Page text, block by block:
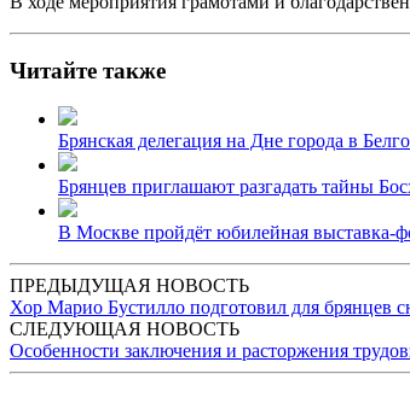
Читайте также
Брянская делегация на Дне города в
Брянцев приглашают разгадать тайны
В Москве пройдёт юбилейная
ПРЕДЫДУЩАЯ НОВОСТЬ
Хор Марио Бустилло подготовил для брянцев
СЛЕДУЮЩАЯ НОВОСТЬ
Особенности заключения и расторжения